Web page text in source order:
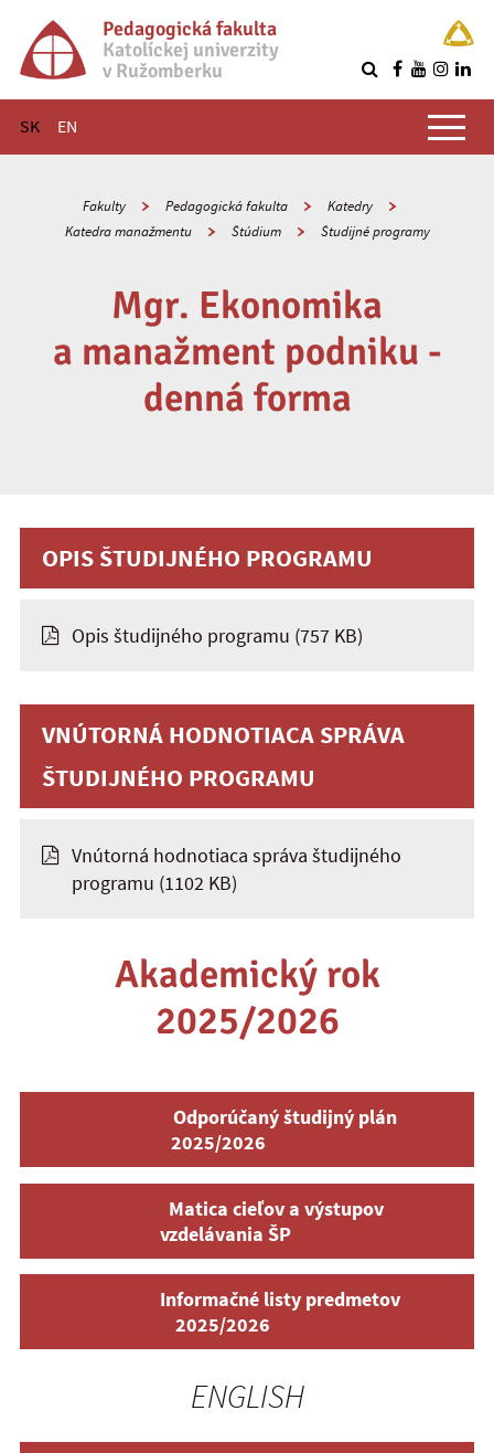
Pedagogická fakulta
Katolíckej univerzity
v Ružomberku
SK EN
Hlavné menu
Fakulty Pedagogická fakulta
Katedry
Katedra manažmentu
Štúdium Študijné programy
Mgr. Ekonomika
a manažment podniku -
denná forma
OPIS ŠTUDIJNÉHO PROGRAMU
Opis študijného programu (757 KB)
VNÚTORNÁ HODNOTIACA SPRÁVA
ŠTUDIJNÉHO PROGRAMU
Vnútorná hodnotiaca správa študijného
programu (1102 KB)
Akademický rok
2025/2026
Odporúčaný študijný plán
2025/2026
Matica cieľov a výstupov
vzdelávania ŠP
Informačné listy predmetov
2025/2026
ENGLISH